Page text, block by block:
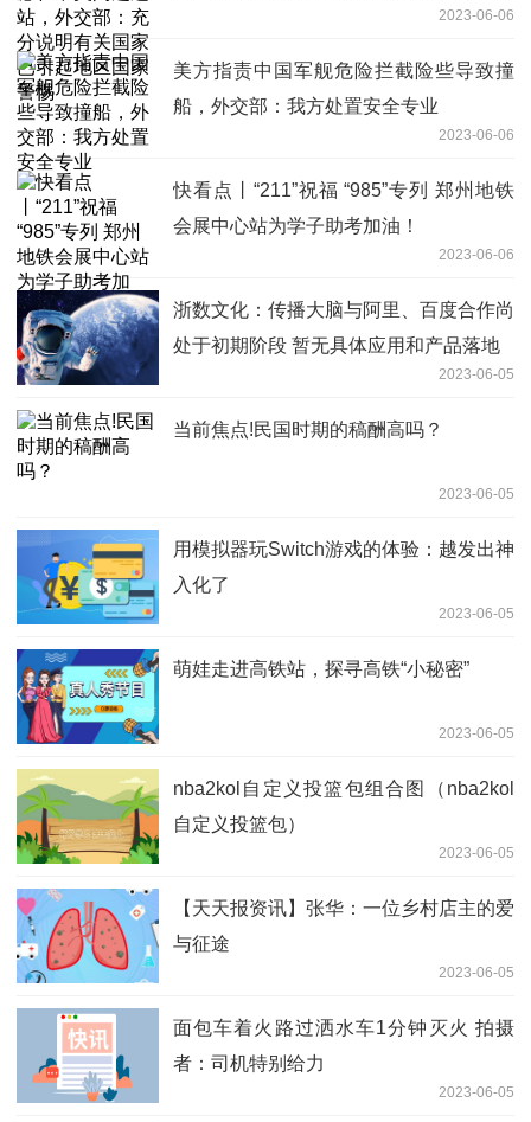
2023-06-06
美方指责中国军舰危险拦截险些导致撞
船，外交部：我方处置安全专业
2023-06-06
快看点丨“211”祝福 “985”专列 郑州地铁
会展中心站为学子助考加油！
2023-06-06
浙数文化：传播大脑与阿里、百度合作尚
处于初期阶段 暂无具体应用和产品落地
2023-06-05
当前焦点!民国时期的稿酬高吗？
2023-06-05
用模拟器玩Switch游戏的体验：越发出神
入化了
2023-06-05
萌娃走进高铁站，探寻高铁“小秘密”
2023-06-05
nba2kol自定义投篮包组合图（nba2kol
自定义投篮包）
2023-06-05
【天天报资讯】张华：一位乡村店主的爱
与征途
2023-06-05
面包车着火路过洒水车1分钟灭火 拍摄
者：司机特别给力
2023-06-05